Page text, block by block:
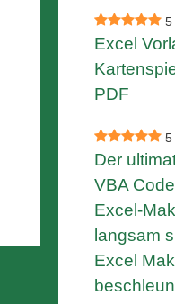
5
Excel
PDF
5
Der
VBA
Excel-
langsam
Excel